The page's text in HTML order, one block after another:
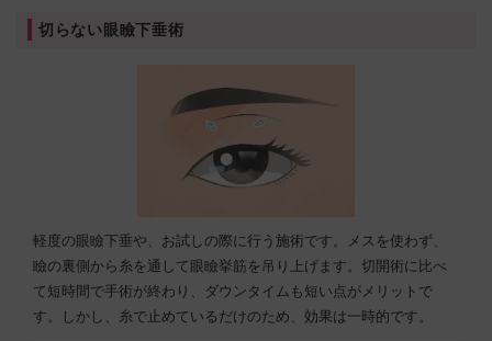
切らない眼瞼下垂術
軽度の眼瞼下垂や、お試しの際に行う施術です。メスを使わず、
瞼の裏側から糸を通して眼瞼挙筋を吊り上げます。切開術に比べ
て短時間で手術が終わり、ダウンタイムも短い点がメリットで
す。しかし、糸で止めているだけのため、効果は一時的です。